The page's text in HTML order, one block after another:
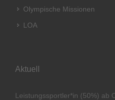
Olympische Missionen
LOA
Aktuell
Leistungssportler*in (50%) ab